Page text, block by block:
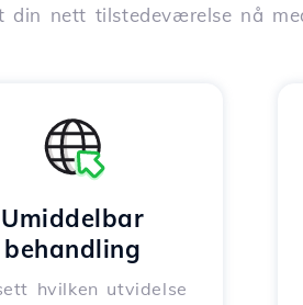
din nett tilstedeværelse nå
Umiddelbar
behandling
hvilken utvidelse